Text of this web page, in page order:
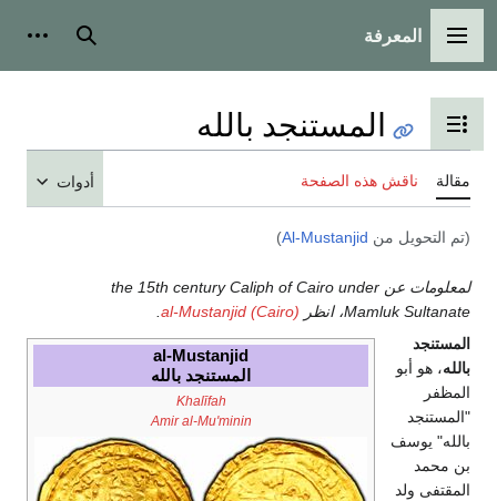
القائمة الرئيسية
المعرفة بحث
تبديل عرض جدول المحتويات
المستنجد بالله
مقالة ناقش هذه الصفحة أدوات
(تم التحويل من Al-Mustanjid
)
لمعلومات عن the 15th century Caliph of Cairo under
Mamluk Sultanate، انظر
al-Mustanjid (Cairo)
al-Mustanjid
المستنجد بالله
Khalīfah
Amir al-Mu'minin
المستنجد
بالله، هو أبو
المظفر
"المستنجد
بالله" يوسف
بن محمد
المقتفى ولد